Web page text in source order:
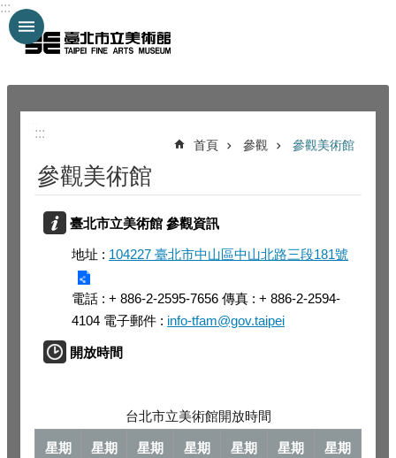
跳到主要內容區塊
:::
:::
首頁 參觀 參觀美術館
參觀美術館
臺北市立美術館 參觀資訊
地址 : 104227 臺北市中山區中山北路三段181號
電話 : + 886-2-2595-7656 傳真 : + 886-2-2594-
4104 電子郵件 : info-tfam@gov.taipei
開放時間
星期
星期
星期
星期
星期
星期
星期
台北市立美術館開放時間